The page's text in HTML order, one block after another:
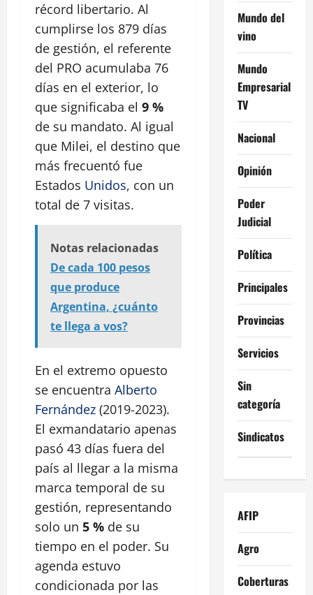
récord libertario. Al
cumplirse los 879 días
de gestión, el referente
del PRO acumulaba 76
días en el exterior, lo
que significaba el 9 %
de su mandato. Al igual
que Milei, el destino que
más frecuentó fue
Estados Unidos, con un
total de 7 visitas.
Notas relacionadas
De cada 100 pesos
que produce
Argentina, ¿cuánto
te llega a vos?
En el extremo opuesto
se encuentra Alberto
Fernández (2019-2023).
El exmandatario apenas
pasó 43 días fuera del
país al llegar a la misma
marca temporal de su
gestión, representando
solo un 5 % de su
tiempo en el poder. Su
agenda estuvo
condicionada por las
Mundo del
vino
Mundo
Empresarial
TV
Nacional
Opinión
Poder
Judicial
Política
Principales
Provincias
Servicios
Sin
categoría
Sindicatos
AFIP
Agro
Coberturas